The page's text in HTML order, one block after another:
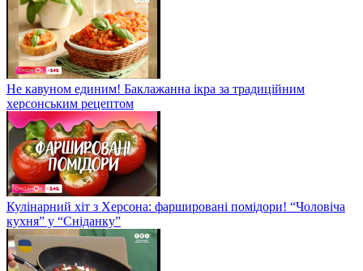
Не кавуном единим! Баклажанна ікра за традиційним
херсонським рецептом
Кулінарний хіт з Херсона: фаршировані помідори! “Чоловіча
кухня” у “Сніданку”